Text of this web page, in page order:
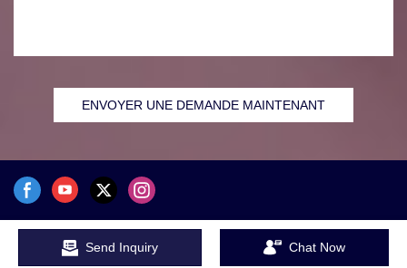
ENVOYER UNE DEMANDE MAINTENANT
Plan du site
Send Inquiry Chat Now